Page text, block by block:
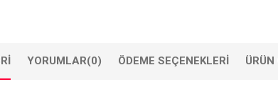
YORUMLAR(0) ÖDEME SEÇENEKLERI ÜRÜN